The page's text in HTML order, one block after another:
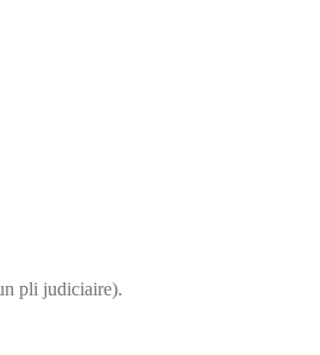
pli judiciaire).